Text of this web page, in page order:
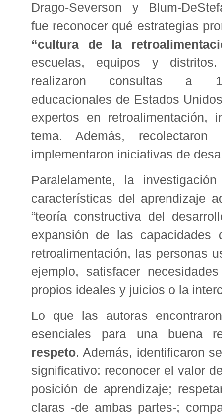
Drago-Severson y Blum-
fue reconocer qué estrategias
“cultura de la
escuelas, equipos y
realizaron consultas a
educacionales de Estados
expertos en retroalimentación,
tema. Además,
implementaron iniciativas de
Paralelamente, la
características del aprendizaje
“teoría constructiva del
expansión de las
retroalimentación, las personas
ejemplo, satisfacer
propios ideales y juicios o la
Lo que las autoras
esenciales para una buena
respeto. Además, identificaron
significativo: reconocer el valor
posición de aprendizaje;
claras -de ambas partes-;